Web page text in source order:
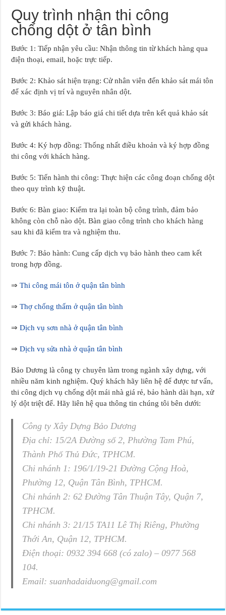
Quy trình nhận thi công
chống dột ở tân bình
Bước 1: Tiếp nhận yêu cầu: Nhận thông tin từ khách hàng qua
điện thoại, email, hoặc trực tiếp.
Bước 2: Khảo sát hiện trạng: Cử nhân viên đến khảo sát mái tôn
để xác định vị trí và nguyên nhân dột.
Bước 3: Báo giá: Lập báo giá chi tiết dựa trên kết quả khảo sát
và gửi khách hàng.
Bước 4: Ký hợp đồng: Thống nhất điều khoản và ký hợp đồng
thi công với khách hàng.
Bước 5: Tiến hành thi công: Thực hiện các công đoạn chống dột
theo quy trình kỹ thuật.
Bước 6: Bàn giao: Kiểm tra lại toàn bộ công trình, đảm bảo
không còn chỗ nào dột. Bàn giao công trình cho khách hàng
sau khi đã kiểm tra và nghiệm thu.
Bước 7: Bảo hành: Cung cấp dịch vụ bảo hành theo cam kết
trong hợp đồng.
⇒Thi công mái tôn ở quận tân bình
⇒Thợ chống thấm ở quận tân bình
⇒Dịch vụ sơn nhà ở quận tân bình
⇒Dịch vụ sửa nhà ở quận tân bình
Bảo Dương là công ty chuyên làm trong ngành xây dựng, với
nhiều năm kinh nghiệm. Quý khách hãy liên hệ để được tư vấn,
thi công dịch vụ chống dột mái nhà giá rẻ, bảo hành dài hạn, xử
lý dột triệt để. Hãy liên hệ qua thông tin chúng tôi bên dưới:
Công ty Xây Dựng Bảo Dương
Địa chỉ: 15/2A Đường số 2, Phường Tam Phú,
Thành Phố Thủ Đức, TPHCM.
Chi nhánh 1: 196/1/19-21 Đường Cộng Hoà,
Phường 12, Quận Tân Bình, TPHCM.
Chi nhánh 2: 62 Đường Tân Thuận Tây, Quận 7,
TPHCM.
Chi nhánh 3: 21/15 TA11 Lê Thị Riêng, Phường
Thới An, Quận 12, TPHCM.
Điện thoại: 0932 394 668 (có zalo) – 0977 568
104.
Email: suanhadaiduong@gmail.com